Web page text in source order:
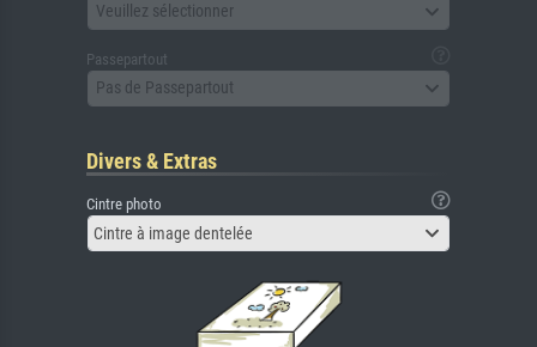
Veuillez sélectionner
Passepartout
Pas de Passepartout
Divers & Extras
Cintre photo
Cintre à image dentelée